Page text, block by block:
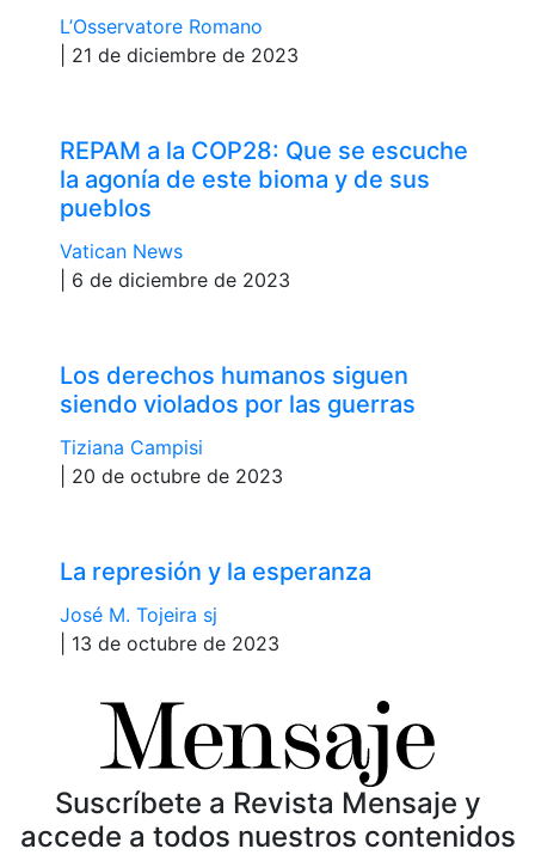
L’Osservatore Romano
| 21 de diciembre de 2023
REPAM a la COP28: Que se escuche
la agonía de este bioma y de sus
pueblos
Vatican News
| 6 de diciembre de 2023
Los derechos humanos siguen
siendo violados por las guerras
Tiziana Campisi
| 20 de octubre de 2023
La represión y la esperanza
José M. Tojeira sj
| 13 de octubre de 2023
Suscríbete a Revista Mensaje y
accede a todos nuestros contenidos